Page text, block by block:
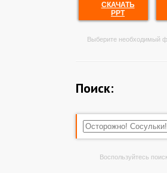
СКАЧАТЬ
PPT
Выберите необходимый
Поиск:
Воспользуйтесь